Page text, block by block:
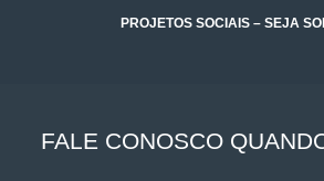
PROJETOS SOCIAIS – SEJA
FALE CONOSCO